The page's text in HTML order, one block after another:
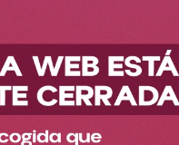
Protectores solares
Fecha de release